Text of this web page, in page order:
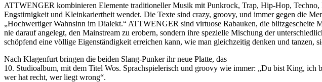
ATTWENGER kombinieren Elemente traditioneller Musik mit Punkrock, Trap, Hip-Hop,
Engstirnigkeit und Kleinkariertheit wendet. Die Texte sind crazy, groovy, und immer gegen die
„Hochwertiger Wahnsinn im Dialekt.“ ATTWENGER sind virtuose Rabauken, die blitzgescheite
nie darauf angelegt, den Mainstream zu erobern, sondern ihre spezielle Mischung der
schöpfend eine völlige Eigenständigkeit erreichen kann, wie man gleichzeitig denken und tanzen,
Nach Klagenfurt bringen die beiden Slang-Punker ihr neue Platte, das
10. Studioalbum, mit dem Titel Wos. Sprachspielerisch und groovy wie immer: „Du bist King, ich
wer hat recht, wer liegt wrong“.